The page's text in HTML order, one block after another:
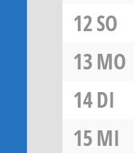
12SO
13MO
14DI
15MI